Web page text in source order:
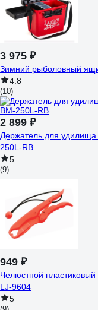
3 975 ₽
Зимний рыболовный
4.8
(10)
2 899 ₽
Держатель для
250L-RB
5
(9)
949 ₽
Челюстной
LJ-9604
5